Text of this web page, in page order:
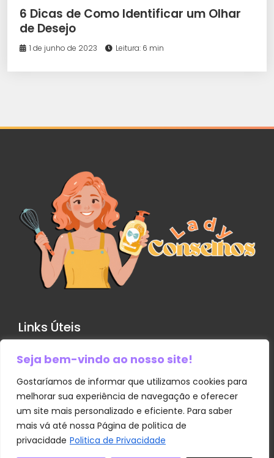
Seja bem-vindo ao nosso site!
Gostaríamos de informar que utilizamos cookies para
melhorar sua experiência de navegação e oferecer
um site mais personalizado e eficiente. Para saber
mais vá até nossa Página de politica de
privacidade Politica de Privacidade
6 Dicas de Como Identificar um Olhar
de Desejo
1 de junho de 2023 Leitura: 6 min
Links Úteis
Contato
Política de Privacidade
Sobre Nós
Termos e Condições
Transparência